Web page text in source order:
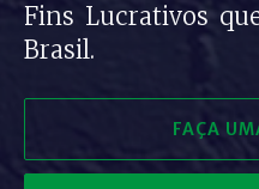
Fins Lucrativos
Brasil.
FAÇA